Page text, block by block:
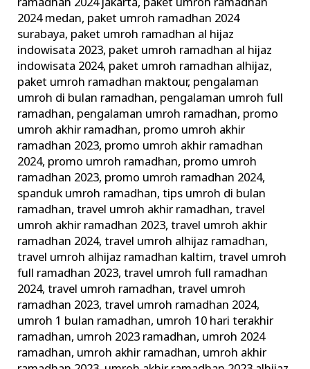
ramadhan 2024 jakarta, paket umroh ramadhan
2024 medan, paket umroh ramadhan 2024
surabaya, paket umroh ramadhan al hijaz
indowisata 2023, paket umroh ramadhan al hijaz
indowisata 2024, paket umroh ramadhan alhijaz,
paket umroh ramadhan maktour, pengalaman
umroh di bulan ramadhan, pengalaman umroh full
ramadhan, pengalaman umroh ramadhan, promo
umroh akhir ramadhan, promo umroh akhir
ramadhan 2023, promo umroh akhir ramadhan
2024, promo umroh ramadhan, promo umroh
ramadhan 2023, promo umroh ramadhan 2024,
spanduk umroh ramadhan,tips umroh di bulan
ramadhan,travel umroh akhir ramadhan,travel
umroh akhir ramadhan 2023,travel umroh akhir
ramadhan 2024,travel umroh alhijaz ramadhan,
travel umroh alhijaz ramadhan kaltim,travel umroh
full ramadhan 2023,travel umroh full ramadhan
2024,travel umroh ramadhan,travel umroh
ramadhan 2023,travel umroh ramadhan 2024,
umroh 1 bulan ramadhan, umroh 10 hari terakhir
ramadhan, umroh 2023 ramadhan, umroh 2024
ramadhan, umroh akhir ramadhan, umroh akhir